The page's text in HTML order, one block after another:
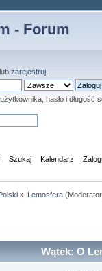
- Forum
lub zarejestruj
hasło i długość
Szukaj Kalendarz
» Lemosfera
Wątek: O